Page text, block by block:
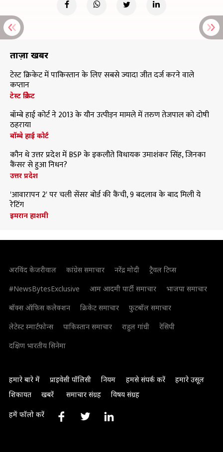
ताज़ा खबरें
टेस्ट क्रिकेट में पाकिस्तान के लिए सबसे ज्यादा जीत दर्ज करने वाले
कप्तान
टेस्ट क्रिकेट
बॉम्बे हाई कोर्ट ने 2013 के यौन उत्पीड़न मामले में तरुण तेजपाल को दोषी
ठहराया
बॉम्बे हाई कोर्ट
कौन थे उत्तर प्रदेश में BSP के इकलौते विधायक उमाशंकर सिंह, जिनका
कैंसर से हुआ निधन?
उत्तर प्रदेश
'आवारापन 2' पर चली सेंसर बोर्ड की कैंची, 9 बदलाव के बाद मिली ये
रेटिंग
इमरान हाशमी
अरविंद केजरीवाल कांग्रेस समाचार नरेंद्र मोदी
ट्रैवल टिप्स
#NewsBytesExclusive
आम आदमी पार्टी समाचार
भाजपा समाचार
बॉक्स ऑफिस कलेक्शन
क्रिकेट समाचार
फुटबॉल समाचार
लेटेस्ट स्मार्टफोन्स
पाकिस्तान समाचार राहुल गांधी
रेसिपी
दक्षिण भारतीय सिनेमा
हमारे बारे में प्राइवेसी पॉलिसी नियम हमसे संपर्क करें
हमारे उसूल
शिकायत
खबरें समाचार संग्रह विषय संग्रह
हमें फॉलो करें